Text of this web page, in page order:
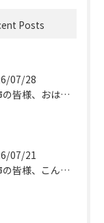
Posts
07/28
静岡市の皆様、おはようございます。
07/21
静岡市の皆様、こんにちは！